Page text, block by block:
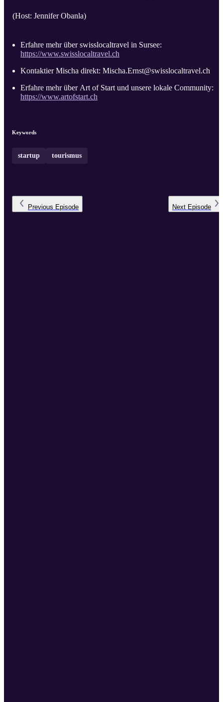
(Host: Jennifer Obanla)
Erfahre mehr über swisslocaltravel in Sursee:
https://www.swisslocaltravel.ch
Kontaktier Mischa direkt: Mischa.Ernst@swisslocaltravel.ch
Erfahre mehr über Art of Start und unsere lokale Community:
https://www.artofstart.ch
Keywords
startup tourismus
Previous Episode Next Episode